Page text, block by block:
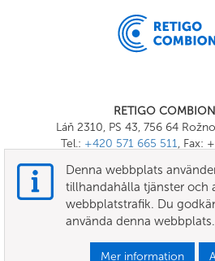
RETIGO
Láň 2310, PS 43, 756 64
Tel.: +420 571 665 511, Fax:
OnlineMenu
VILLKOR
Denna webbplats
tillhandahålla tjänster och
webbplatstrafik. Du
använda denna webbplats.
Mer information